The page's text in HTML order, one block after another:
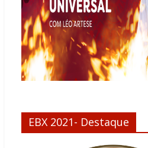
EBX 2021- Destaque